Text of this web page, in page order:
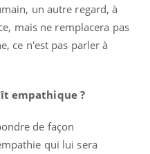
un autre regard, à
mais ne remplacera pas
ce n'est pas parler à
empathique ?
de façon
qui lui sera